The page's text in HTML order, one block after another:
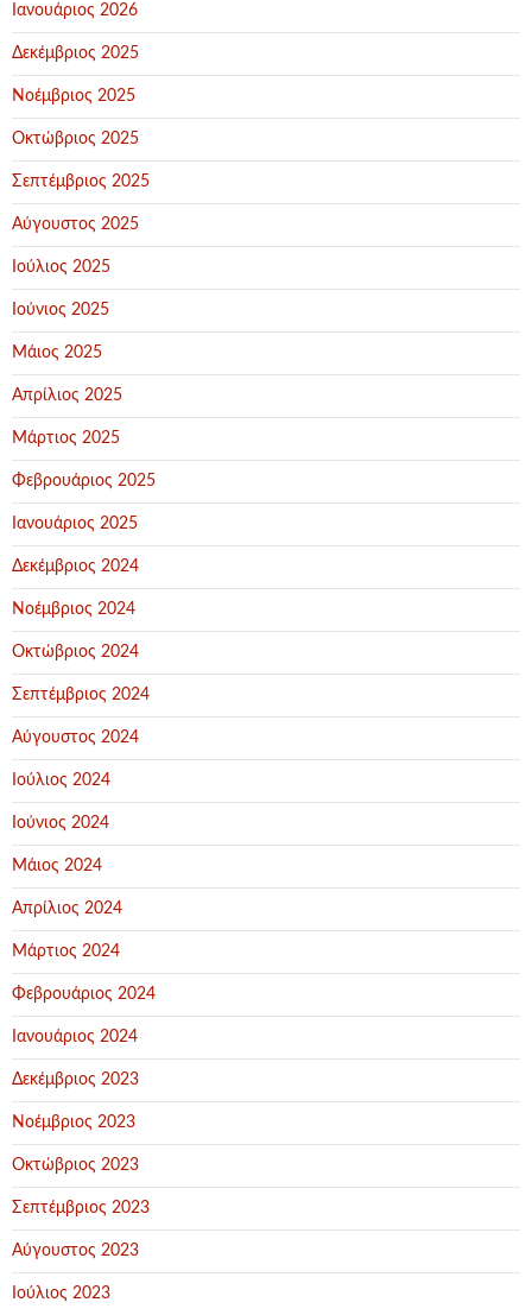
Ιανουάριος 2026
Δεκέμβριος 2025
Νοέμβριος 2025
Οκτώβριος 2025
Σεπτέμβριος 2025
Αύγουστος 2025
Ιούλιος 2025
Ιούνιος 2025
Μάιος 2025
Απρίλιος 2025
Μάρτιος 2025
Φεβρουάριος 2025
Ιανουάριος 2025
Δεκέμβριος 2024
Νοέμβριος 2024
Οκτώβριος 2024
Σεπτέμβριος 2024
Αύγουστος 2024
Ιούλιος 2024
Ιούνιος 2024
Μάιος 2024
Απρίλιος 2024
Μάρτιος 2024
Φεβρουάριος 2024
Ιανουάριος 2024
Δεκέμβριος 2023
Νοέμβριος 2023
Οκτώβριος 2023
Σεπτέμβριος 2023
Αύγουστος 2023
Ιούλιος 2023